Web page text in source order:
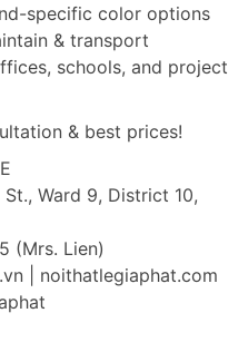
specific color options
& transport
schools, and project
& best prices!
Ward 9, District 10,
(Mrs. Lien)
| noithatlegiaphat.com